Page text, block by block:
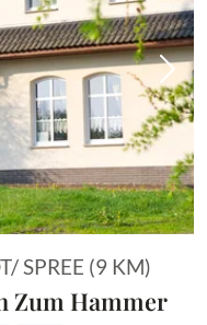
SPREE (9 KM)
Zum Hammer